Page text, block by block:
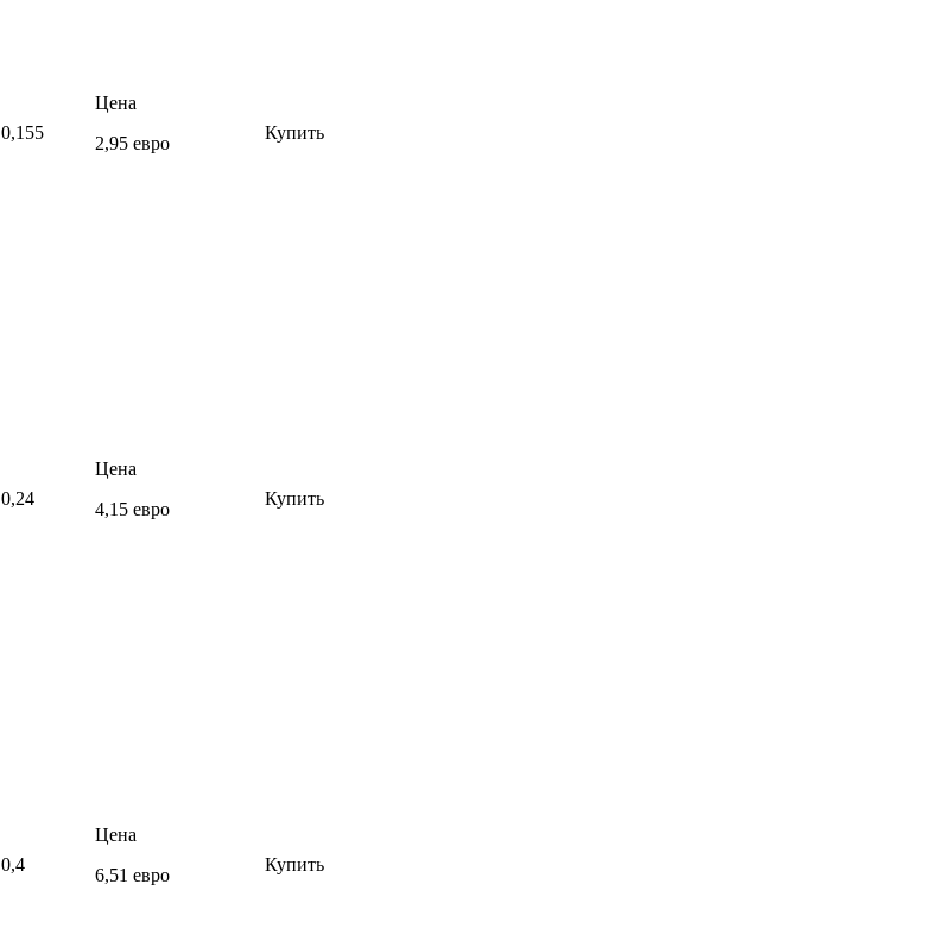
0,155
Цена
2,95 евро
Купить
0,24
Цена
4,15 евро
Купить
0,4
Цена
6,51 евро
Купить